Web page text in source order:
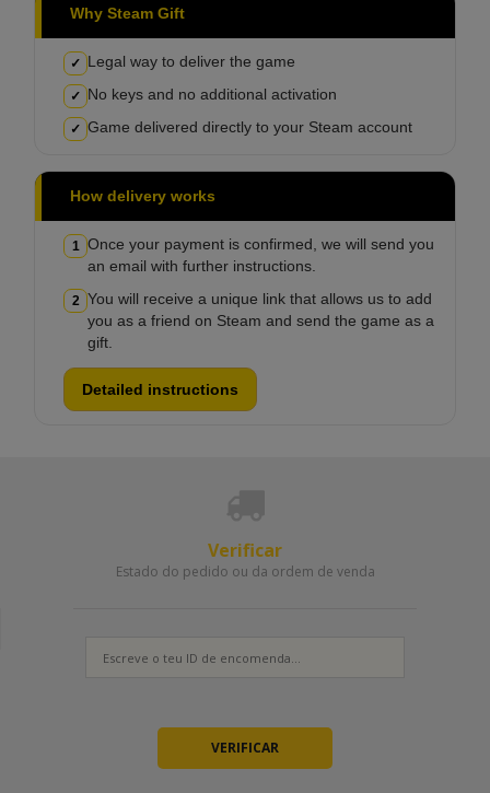
Why Steam Gift
✓ Legal way to deliver the game
✓ No keys and no additional activation
✓ Game delivered directly to your Steam account
How delivery works
1 Once your payment is confirmed, we will send you
an email with further instructions.
2 You will receive a unique link that allows us to add
you as a friend on Steam and send the game as a
gift.
Detailed instructions
Verificar
Estado do pedido ou da ordem de venda